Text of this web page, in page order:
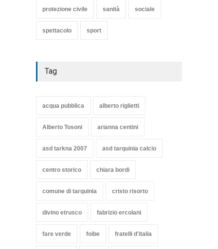
protezione civile sanità sociale
spettacolo sport
Tag
acqua pubblica alberto riglietti
Alberto Tosoni arianna centini
asd tarkna 2007 asd tarquinia calcio
centro storico chiara bordi
comune di tarquinia cristo risorto
divino etrusco fabrizio ercolani
fare verde foibe fratelli d'italia